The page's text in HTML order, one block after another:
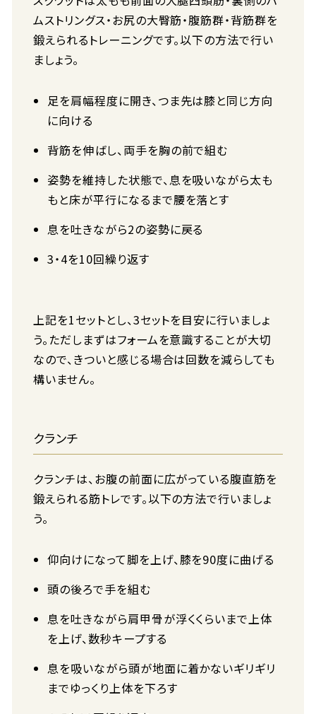
ムストリングス・お尻の大臀筋・腹筋群・背筋群を
鍛えられるトレーニングです。以下の方法で行い
ましょう。
足を肩幅程度に開き、つま先は膝と同じ方向
に向ける
背筋を伸ばし、両手を胸の前で組む
姿勢を維持した状態で、息を吸いながら太も
もと床が平行になるまで腰を落とす
息を吐きながら2の姿勢に戻る
3・4を10回繰り返す
上記を1セットとし、3セットを目安に行いましょ
う。ただしまずはフォームを意識することが大切
なので、きついと感じる場合は回数を減らしても
構いません。
クランチ
クランチは、お腹の前面に広がっている腹直筋を
鍛えられる筋トレです。以下の方法で行いましょ
う。
仰向けになって脚を上げ、膝を90度に曲げる
頭の後ろで手を組む
息を吐きながら肩甲骨が浮くくらいまで上体
を上げ、数秒キープする
息を吸いながら頭が地面に着かないギリギリ
までゆっくり上体を下ろす